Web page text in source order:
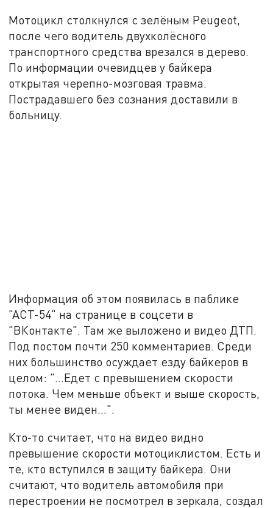
Мотоцикл столкнулся с зелёным Peugeot,
после чего водитель двухколёсного
транспортного средства врезался в дерево.
По информации очевидцев у байкера
открытая черепно-мозговая травма.
Пострадавшего без сознания доставили в
больницу.
Информация об этом появилась в паблике
"АСТ-54" на странице в соцсети в
"ВКонтакте". Там же выложено и видео ДТП.
Под постом почти 250 комментариев. Среди
них большинство осуждает езду байкеров в
целом: "…Едет с превышением скорости
потока. Чем меньше объект и выше скорость,
ты менее виден…".
Кто-то считает, что на видео видно
превышение скорости мотоциклистом. Есть и
те, кто вступился в защиту байкера. Они
считают, что водитель автомобиля при
перестроении не посмотрел в зеркала, создал